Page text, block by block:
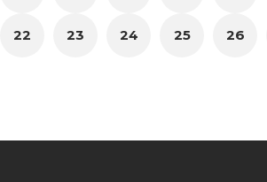
22 23 24 25 26